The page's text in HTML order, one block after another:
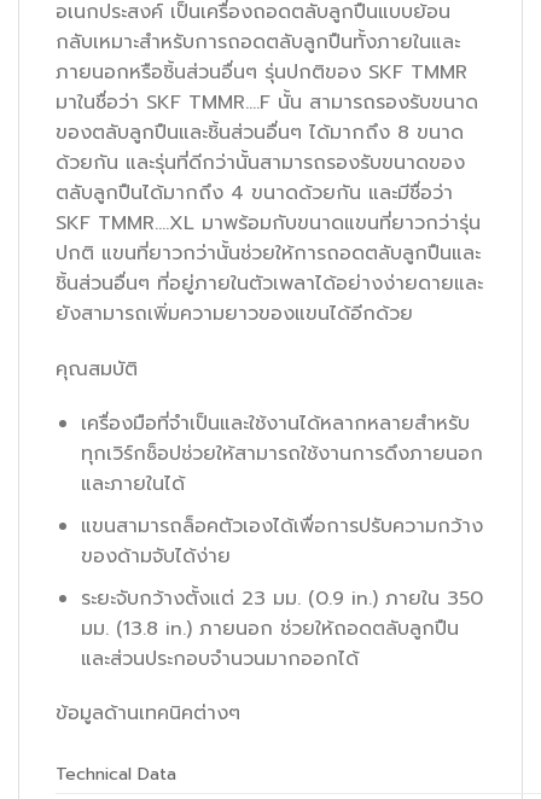
อเนกประสงค์ เป็นเครื่องถอดตลับลูกปืนแบบย้อน
กลับเหมาะสำหรับการถอดตลับลูกปืนทั้งภายในและ
ภายนอกหรือชิ้นส่วนอื่นๆ รุ่นปกติของ SKF TMMR
มาในชื่อว่า SKF TMMR….F นั้น สามารถรองรับขนาด
ของตลับลูกปืนและชิ้นส่วนอื่นๆ ได้มากถึง 8 ขนาด
ด้วยกัน และรุ่นที่ดีกว่านั้นสามารถรองรับขนาดของ
ตลับลูกปืนได้มากถึง 4 ขนาดด้วยกัน และมีชื่อว่า
SKF TMMR….XL มาพร้อมกับขนาดแขนที่ยาวกว่ารุ่น
ปกติ แขนที่ยาวกว่านั้นช่วยให้การถอดตลับลูกปืนและ
ชิ้นส่วนอื่นๆ ที่อยู่ภายในตัวเพลาได้อย่างง่ายดายและ
ยังสามารถเพิ่มความยาวของแขนได้อีกด้วย
คุณสมบัติ
เครื่องมือที่จำเป็นและใช้งานได้หลากหลายสำหรับ
ทุกเวิร์กช็อปช่วยให้สามารถใช้งานการดึงภายนอก
และภายในได้
แขนสามารถล็อคตัวเองได้เพื่อการปรับความกว้าง
ของด้ามจับได้ง่าย
ระยะจับกว้างตั้งแต่ 23 มม. (0.9 in.) ภายใน 350
มม. (13.8 in.) ภายนอก ช่วยให้ถอดตลับลูกปืน
และส่วนประกอบจำนวนมากออกได้
ข้อมูลด้านเทคนิคต่างๆ
Technical Data